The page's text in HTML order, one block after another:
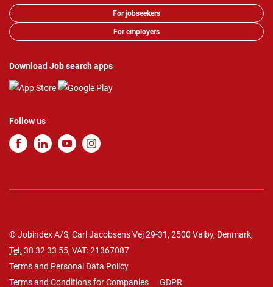
For jobseekers
For employers
Download Job search apps
Follow us
© Jobindex A/S, Carl Jacobsens Vej 29-31, 2500 Valby, Denmark,
Tel. 38 32 33 55, VAT: 21367087
Terms and Personal Data Policy
Terms and Conditions for Companies
GDPR